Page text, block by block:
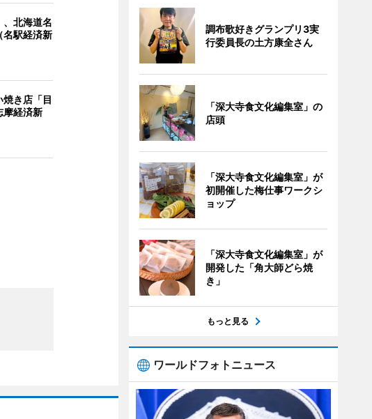
、北海道名
名駅経済新
き店「目
摩経済新
調布歌好きグランプリ3実
行委員長の土方康全さん
「深大寺食文化編集室」の
店頭
「深大寺食文化編集室」が
初開催した梅仕事ワークシ
ョップ
「深大寺食文化編集室」が
開発した「角大師どら焼
き」
もっと見る
ワールドフォトニュース